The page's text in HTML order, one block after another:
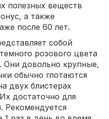
полезных веществ
а также
после 60 лет.
собой
розового цвета
Они довольно крупные,
обычно глотаются
двух блистерах
достаточно для
Рекомендуется